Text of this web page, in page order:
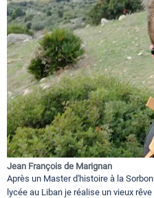
Jean François de Marignan
Après un Master d'histoire à la
lycée au Liban je réalise un vieux